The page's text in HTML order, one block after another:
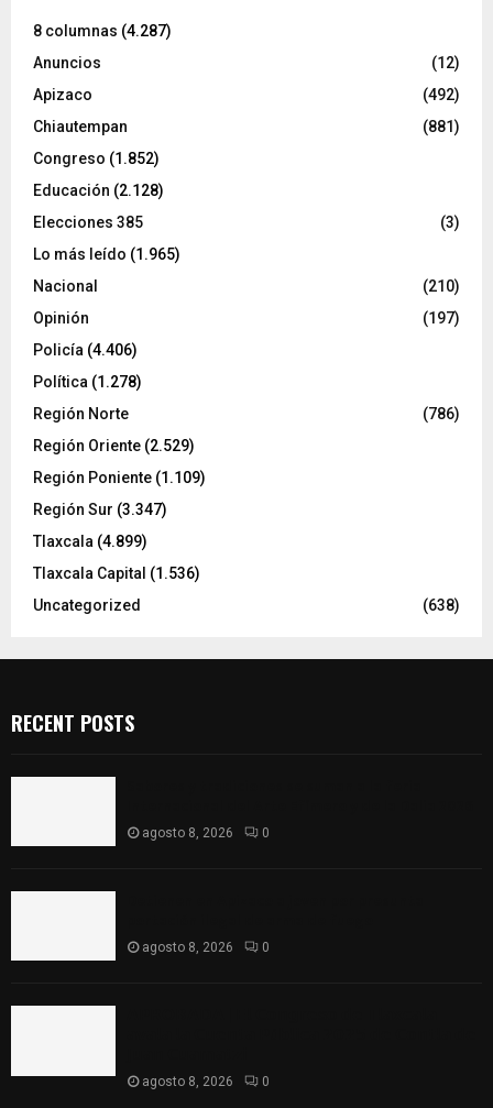
8 columnas (4.287)
Anuncios
(12)
Apizaco
(492)
Chiautempan
(881)
Congreso (1.852)
Educación (2.128)
Elecciones 385
(3)
Lo más leído (1.965)
Nacional
(210)
Opinión
(197)
Policía (4.406)
Política (1.278)
Región Norte
(786)
Región Oriente (2.529)
Región Poniente (1.109)
Región Sur (3.347)
Tlaxcala (4.899)
Tlaxcala Capital (1.536)
Uncategorized
(638)
RECENT POSTS
agosto 8, 2026 0
agosto 8, 2026 0
agosto 8, 2026 0